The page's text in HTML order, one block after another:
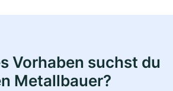
Vorhaben suchst du
Metallbauer?